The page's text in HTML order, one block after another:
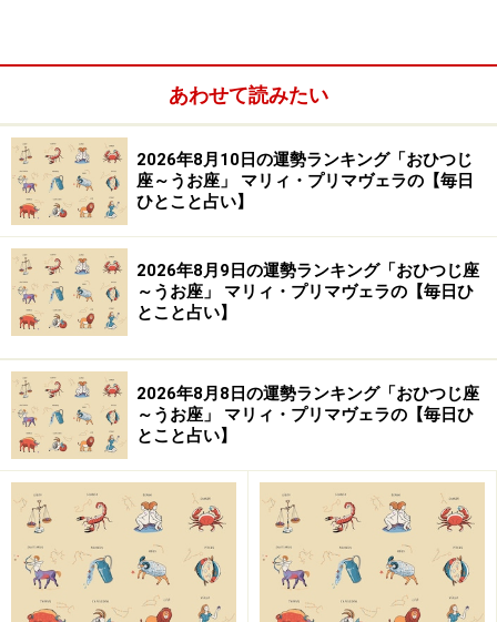
＞【12星座別】今月の全体運1位の星座は？
10位：おとめ座／乙女座（8月23日～9月22
日生まれ）
野心が実る兆し。ライバルの存在をモチベーションにす
ると◎。
＞【12星座別】今月の全体運1位の星座は？
9位：しし座／獅子座（7月23日～8月22日
生まれ）
あわせて読みたい
2026年8月10日の運勢ランキング「おひつじ
座～うお座」 マリィ・プリマヴェラの【毎日
ひとこと占い】
2026年8月9日の運勢ランキング「おひつじ座
～うお座」 マリィ・プリマヴェラの【毎日ひ
とこと占い】
2026年8月8日の運勢ランキング「おひつじ座
～うお座」 マリィ・プリマヴェラの【毎日ひ
とこと占い】